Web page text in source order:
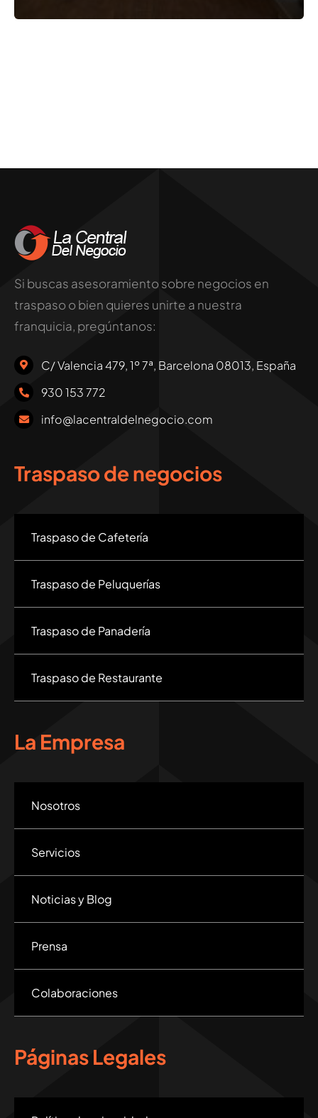
Si buscas asesoramiento sobre negocios en
traspaso o bien quieres unirte a nuestra
franquicia, pregúntanos:
C/ Valencia 479, 1º 7ª, Barcelona 08013, España
930 153 772
info@lacentraldelnegocio.com
Traspaso de negocios
Traspaso de Cafetería
Traspaso de Peluquerías
Traspaso de Panadería
Traspaso de Restaurante
La Empresa
Nosotros
Servicios
Noticias y Blog
Prensa
Colaboraciones
Páginas Legales